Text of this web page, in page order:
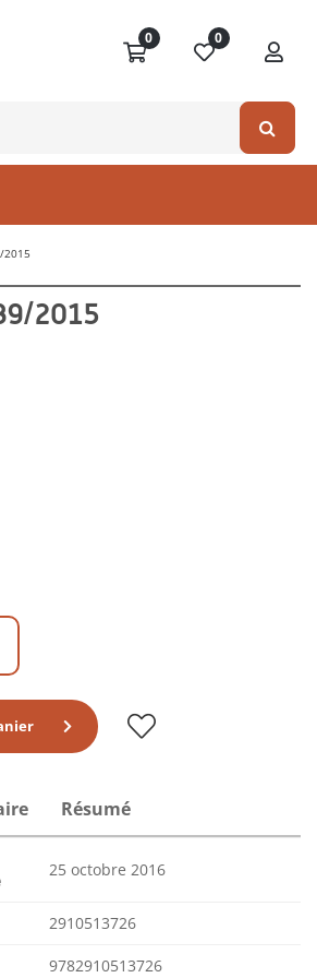
0 0
2015
2015
Résumé
25 octobre 2016
2910513726
9782910513726